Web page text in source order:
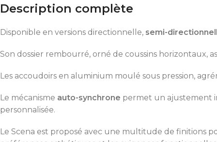
Description complète
Disponible en versions directionnelle, semi-
Son dossier rembourré, orné de coussins horizontaux,
Les accoudoirs en aluminium moulé sous pression,
Le mécanisme auto-synchrone permet un ajustement
personnalisée.
Le Scena est proposé avec une multitude de finitions